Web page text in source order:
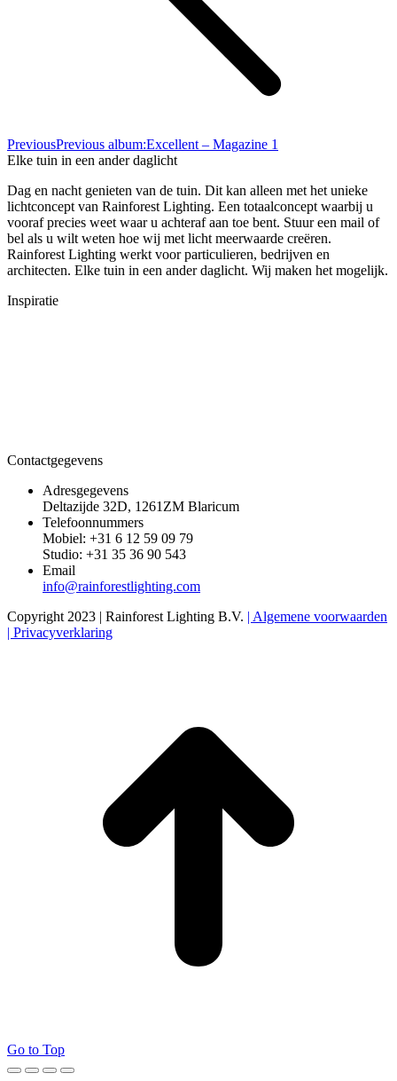
PreviousPrevious album:Excellent – Magazine 1
Elke tuin in een ander daglicht
Dag en nacht genieten van de tuin. Dit kan alleen met het unieke
lichtconcept van Rainforest Lighting. Een totaalconcept waarbij u
vooraf precies weet waar u achteraf aan toe bent. Stuur een mail of
bel als u wilt weten hoe wij met licht meerwaarde creëren.
Rainforest Lighting werkt voor particulieren, bedrijven en
architecten. Elke tuin in een ander daglicht. Wij maken het mogelijk.
Inspiratie
Contactgegevens
Adresgegevens
Deltazijde 32D, 1261ZM Blaricum
Telefoonnummers
Mobiel: +31 6 12 59 09 79
Studio: +31 35 36 90 543
Email
info@rainforestlighting.com
Copyright 2023 | Rainforest Lighting B.V. | Algemene voorwaarden
| Privacyverklaring
Go to Top